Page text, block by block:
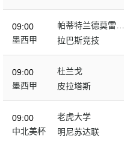
09:00
墨西甲
帕蒂特兰德莫雷洛
斯
拉巴斯竞技
09:00
墨西甲
杜兰戈
皮拉塔斯
09:00
中北美杯
老虎大学
明尼苏达联